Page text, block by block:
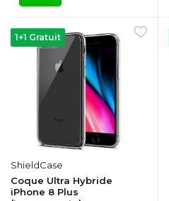
1+1 Gratuit
ShieldCase
Coque Ultra Hybride
iPhone 8 Plus